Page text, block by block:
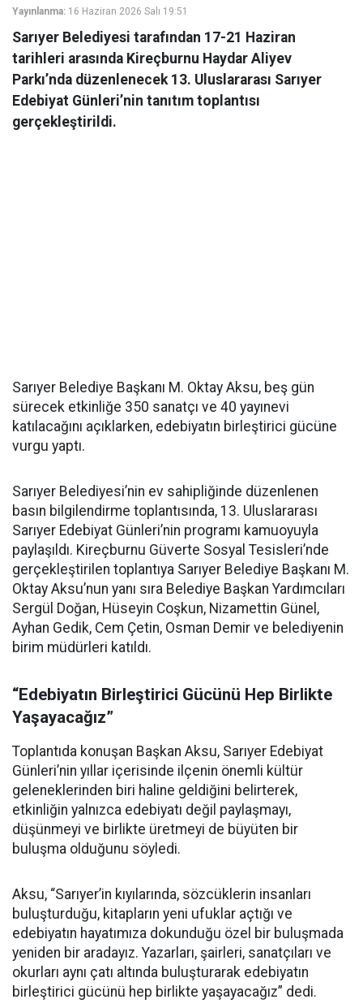
Yayınlanma: 16 Haziran 2026 Salı 19:51
Sarıyer Belediyesi tarafından 17-21 Haziran
tarihleri arasında Kireçburnu Haydar Aliyev
Parkı’nda düzenlenecek 13. Uluslararası Sarıyer
Edebiyat Günleri’nin tanıtım toplantısı
gerçekleştirildi.
Sarıyer Belediye Başkanı M. Oktay Aksu, beş gün
sürecek etkinliğe 350 sanatçı ve 40 yayınevi
katılacağını açıklarken, edebiyatın birleştirici gücüne
vurgu yaptı.
Sarıyer Belediyesi’nin ev sahipliğinde düzenlenen
basın bilgilendirme toplantısında, 13. Uluslararası
Sarıyer Edebiyat Günleri’nin programı kamuoyuyla
paylaşıldı. Kireçburnu Güverte Sosyal Tesisleri’nde
gerçekleştirilen toplantıya Sarıyer Belediye Başkanı M.
Oktay Aksu’nun yanı sıra Belediye Başkan Yardımcıları
Sergül Doğan, Hüseyin Coşkun, Nizamettin Günel,
Ayhan Gedik, Cem Çetin, Osman Demir ve belediyenin
birim müdürleri katıldı.
“Edebiyatın Birleştirici Gücünü Hep Birlikte
Yaşayacağız”
Toplantıda konuşan Başkan Aksu, Sarıyer Edebiyat
Günleri’nin yıllar içerisinde ilçenin önemli kültür
geleneklerinden biri haline geldiğini belirterek,
etkinliğin yalnızca edebiyatı değil paylaşmayı,
düşünmeyi ve birlikte üretmeyi de büyüten bir
buluşma olduğunu söyledi.
Aksu, “Sarıyer’in kıyılarında, sözcüklerin insanları
buluşturduğu, kitapların yeni ufuklar açtığı ve
edebiyatın hayatımıza dokunduğu özel bir buluşmada
yeniden bir aradayız. Yazarları, şairleri, sanatçıları ve
okurları aynı çatı altında buluşturarak edebiyatın
birleştirici gücünü hep birlikte yaşayacağız” dedi.